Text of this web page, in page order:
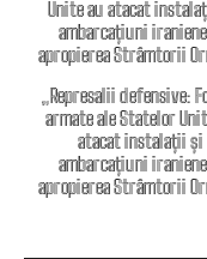
„Represalii defensive:
armate ale Statelor
atacat instalații și
ambarcațiuni
apropierea Strâmtorii